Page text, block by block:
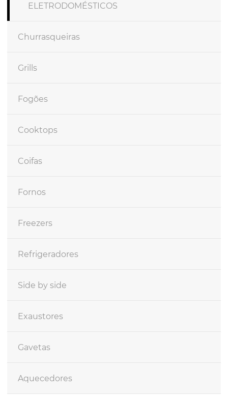
ELETRODOMÉSTICOS
Churrasqueiras
Grills
Fogões
Cooktops
Coifas
Fornos
Freezers
Refrigeradores
Side by side
Exaustores
Gavetas
Aquecedores